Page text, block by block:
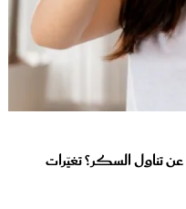
تناول السكر؟ تغيّرات